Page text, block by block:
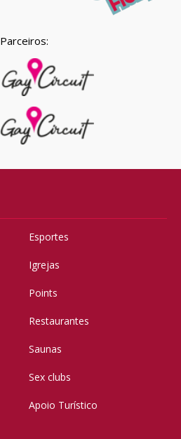
Parceiros:
Esportes
Igrejas
Points
Restaurantes
Saunas
Sex clubs
Apoio Turístico